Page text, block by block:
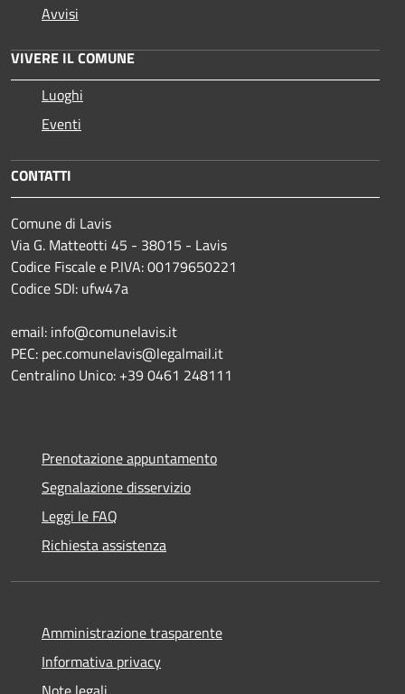
Avvisi
VIVERE IL COMUNE
Luoghi
Eventi
CONTATTI
Comune di Lavis
Via G. Matteotti 45 - 38015 - Lavis
Codice Fiscale e P.IVA: 00179650221
Codice SDI: ufw47a
email: info@comunelavis.it
PEC: pec.comunelavis@legalmail.it
Centralino Unico: +39 0461 248111
Prenotazione appuntamento
Segnalazione disservizio
Leggi le FAQ
Richiesta assistenza
Amministrazione trasparente
Informativa privacy